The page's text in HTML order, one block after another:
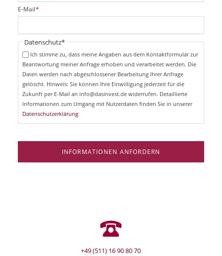
i
c
t
f
P
f
i
E-Mail*
Pflichtfeld
Datenschutz*
Ich stimme zu, dass meine Angaben aus dem Kontaktformular zur
Beantwortung meiner Anfrage erhoben und verarbeitet werden. Die
Daten werden nach abgeschlossener Bearbeitung Ihrer Anfrage
gelöscht. Hinweis: Sie können Ihre Einwilligung jederzeit für die
Zukunft per E-Mail an info@dasinvest.de widerrufen. Detaillierte
Informationen zum Umgang mit Nutzerdaten finden Sie in unserer
Datenschutzerklärung
INFORMATIONEN ANFORDERN
+49 (511) 16 90 80 70